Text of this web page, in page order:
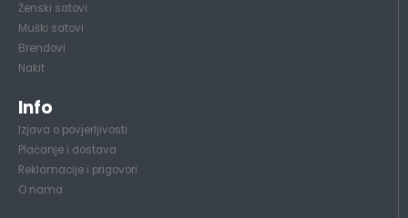
Ženski satovi
Muški satovi
Brendovi
Nakit
Info
Izjava o povjerljivosti
Plaćanje i dostava
Reklamacije i prigovori
O nama